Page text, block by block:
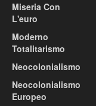
Miseria Con
L'euro
Moderno
Totalitarismo
Neocolonialismo
Neocolonialismo
Europeo